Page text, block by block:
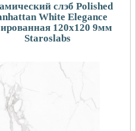
слэб Polished
White Elegance
120x120 9мм
Staroslabs